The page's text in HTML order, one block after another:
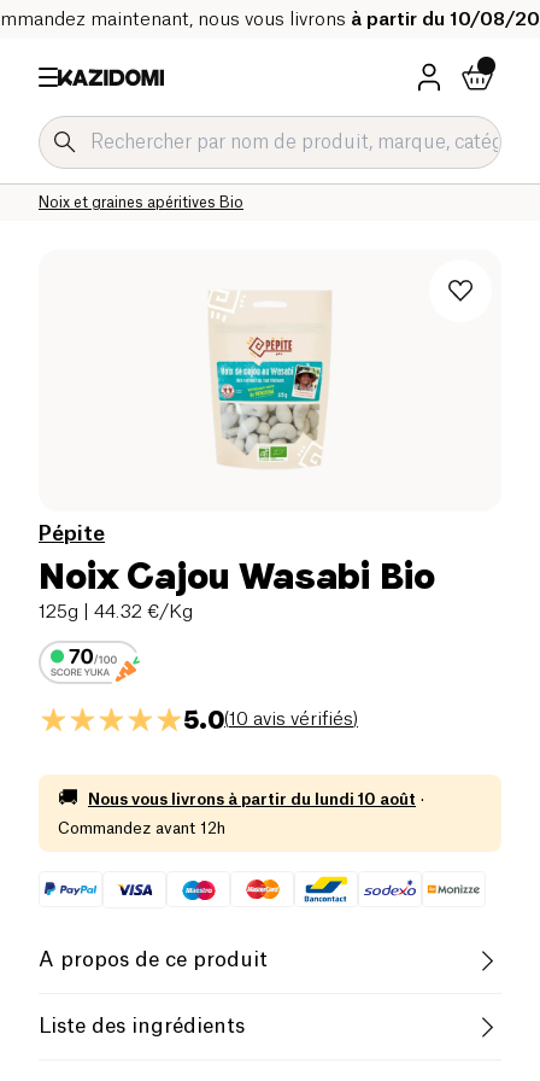
maintenant, nous vous livrons à partir du 10/08/
Noix et graines apéritives Bio
Snacks salés et apéritifs Bio
Epicerie salée Bio
Accueil
Pépite
Noix Cajou Wasabi Bio
125g | 44.32 €/Kg
5.0(10 avis vérifiés)
🚚 Nous vous livrons à partir du lundi 10 août ·
Commandez avant 12h
A propos de ce produit
Vegan Sans gluten (ingrédients)
Liste des ingrédients